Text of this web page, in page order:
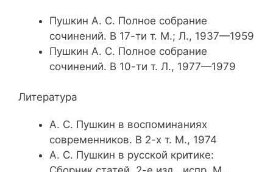
Пушкин А. С. Полное собрание
сочинений. В 17-ти т. М.; Л., 1937—1959
Пушкин А. С. Полное собрание
сочинений. В 10-ти т. Л., 1977—1979
Литература
А. С. Пушкин в воспоминаниях
современников. В 2-х т. М., 1974
А. С. Пушкин в русской критике: